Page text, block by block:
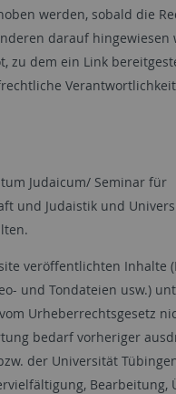
werden, sobald die
darauf hingewiesen
zu dem ein Link
Judaicum/ Seminar für
und Judaistik und
veröffentlichten Inhalte
und Tondateien usw.)
Urheberrechtsgesetz
bedarf vorheriger
der Universität
Bearbeitung,